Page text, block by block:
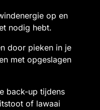
op en
nodig hebt.
door pieken in je
met opgeslagen
back-up tijdens
of lawaai